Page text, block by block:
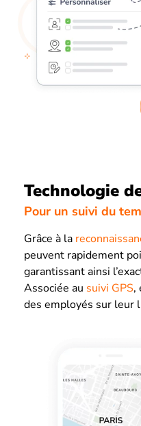
Technologie
Pour un suivi du
Grâce à la
peuvent rapidement
garantissant ainsi
Associée au suivi GPS,
des employés sur leur